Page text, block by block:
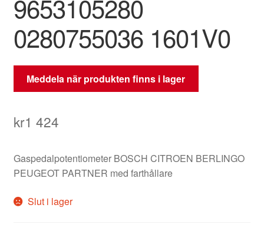
9653105280
0280755036 1601V0
Meddela när produkten finns i lager
kr1 424
Gaspedalpotentiometer BOSCH CITROEN BERLINGO
PEUGEOT PARTNER med farthållare
Slut i lager